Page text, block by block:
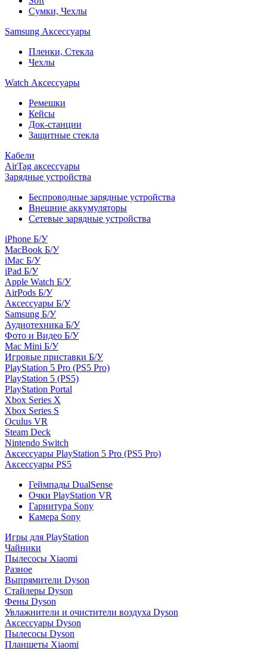
Сумки, Чехлы
Samsung Аксессуары
Пленки, Стекла
Чехлы
Watch Аксессуары
Ремешки
Кейсы
Док-станции
Защитные стекла
Кабели
AirTag аксессуары
Зарядные устройства
Беспроводные зарядные устройства
Внешние аккумуляторы
Сетевые зарядные устройства
iPhone Б/У
MacBook Б/У
iMac Б/У
iPad Б/У
Apple Watch Б/У
AirPods Б/У
Аксессуары Б/У
Samsung Б/У
Аудиотехника Б/У
Фото и Видео Б/У
Mac Mini Б/У
Игровые приставки Б/У
PlayStation 5 Pro (PS5 Pro)
PlayStation 5 (PS5)
PlayStation Portal
Xbox Series X
Xbox Series S
Oculus VR
Steam Deck
Nintendo Switch
Аксессуары PlayStation 5 Pro (PS5 Pro)
Аксессуары PS5
Геймпады DualSense
Очки PlayStation VR
Гарнитура Sony
Камера Sony
Игры для PlayStation
Чайники
Пылесосы Xiaomi
Разное
Выпрямители Dyson
Стайлеры Dyson
Фены Dyson
Увлажнители и очистители воздуха Dyson
Аксессуары Dyson
Пылесосы Dyson
Планшеты Xiaomi